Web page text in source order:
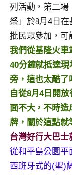
達
人
對
★
列活動，第二場
祭」於8月4日
批民眾參加，可
我們從基隆火車
40分鐘就抵達
旁，這也太酷了
自從8月4日開
面不大，不時造
牌，關於這點就
台灣好行大巴士
從和平島公園平
西班牙式的(聖)